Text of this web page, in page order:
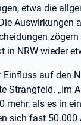
etwa die
Auswirkungen
in NRW wieder
auf den
Strangfeld. „Im
mehr, als es in
sich fast